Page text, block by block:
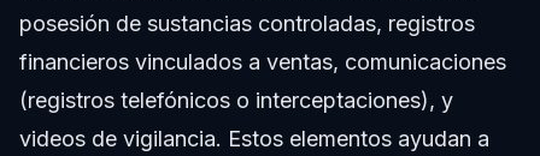
posesión de sustancias controladas, registros
financieros vinculados a ventas, comunicaciones
(registros telefónicos o interceptaciones), y
videos de vigilancia. Estos elementos ayudan a